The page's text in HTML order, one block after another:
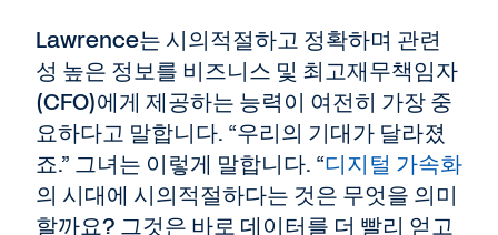
Lawrence는 시의적절하고 정확하며 관련
성 높은 정보를 비즈니스 및 최고재무책임자
(CFO)에게 제공하는 능력이 여전히 가장 중
요하다고 말합니다. “우리의 기대가 달라졌
죠.” 그녀는 이렇게 말합니다. “디지털 가속화
의 시대에 시의적절하다는 것은 무엇을 의미
할까요? 그것은 바로 데이터를 더 빨리 얻고